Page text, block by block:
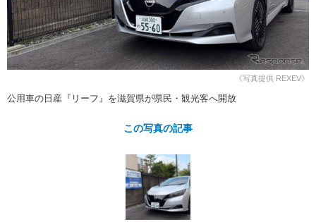
鈑金・塗装
ヘッドライト磨き コーティング
フィルム・ラッピング
小キズ直し 防錆
特集記事
ストップ 不具合修理＆粗悪修理
カーメーカー「旧車」関連プロジェ
クト
ショップ紹介
ショップレポート プロショップ検索
レストア
カーメーカー「旧車」関連プロジ
コラム
イベント
《写真提供 REXEV》
公用車の日産『リーフ』を滋賀県が県民・観光客へ開放
この写真の記事